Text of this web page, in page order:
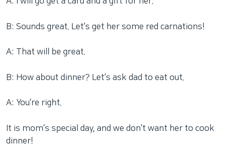
B: Sounds great. Let’s get her some red carnations!
A: That will be great.
B: How about dinner? Let’s ask dad to eat out.
A: You’re right.
It is mom’s special day, and we don’t want her to cook
dinner!